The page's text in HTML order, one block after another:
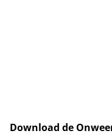
Download de